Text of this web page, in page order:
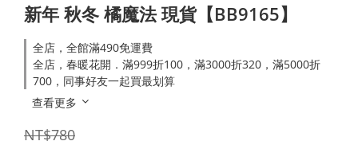
新年 秋冬 橘魔法 現貨【BB9165】
全店，全館滿490免運費
全店，春暖花開．滿999折100，滿3000折320，滿5000折
700，同事好友一起買最划算
查看更多
NT$780